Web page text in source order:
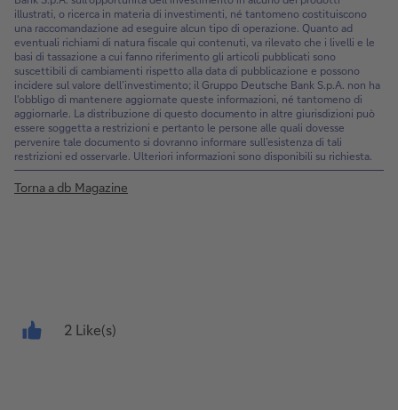
illustrati, o ricerca in materia di investimenti, né tantomeno costituiscono
una raccomandazione ad eseguire alcun tipo di operazione. Quanto ad
eventuali richiami di natura fiscale qui contenuti, va rilevato che i livelli e le
basi di tassazione a cui fanno riferimento gli articoli pubblicati sono
suscettibili di cambiamenti rispetto alla data di pubblicazione e possono
incidere sul valore dell’investimento; il Gruppo Deutsche Bank S.p.A. non ha
l'obbligo di mantenere aggiornate queste informazioni, né tantomeno di
aggiornarle. La distribuzione di questo documento in altre giurisdizioni può
essere soggetta a restrizioni e pertanto le persone alle quali dovesse
pervenire tale documento si dovranno informare sull’esistenza di tali
restrizioni ed osservarle. Ulteriori informazioni sono disponibili su richiesta.
Torna a db Magazine
2 Like(s)